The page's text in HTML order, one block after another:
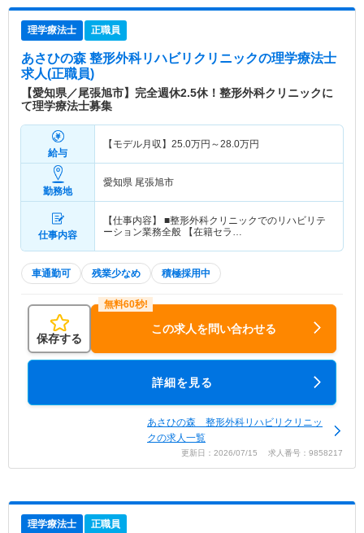
理学療法士 正職員
あさひの森 整形外科リハビリクリニックの理学療法士
求人(正職員)
【愛知県／尾張旭市】完全週休2.5休！整形外科クリニックに
て理学療法士募集
給与
【モデル月収】 25.0万円～28.0万円
勤務地
愛知県 尾張旭市
仕事内容
【仕事内容】 ■整形外科クリニックでのリハビリテ
ーション業務全般 【在籍セラ…
車通勤可 残業少なめ 積極採用中
保存する
この求人を問い合わせる
詳細を見る
あさひの森 整形外科リハビリクリニッ
クの求人一覧
更新日：2026/07/15 求人番号：9858217
理学療法士 正職員